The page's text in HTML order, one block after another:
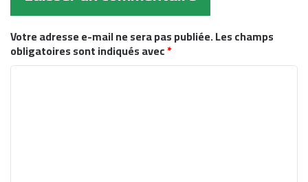
Votre adresse e-mail ne sera pas publiée.Les champs
obligatoires sont indiqués avec*